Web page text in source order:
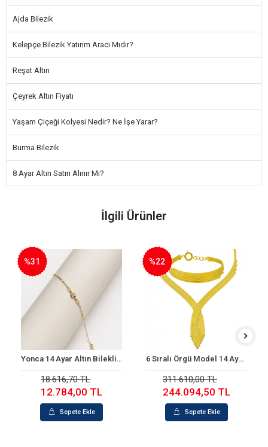
Ajda Bilezik
Kelepçe Bilezik Yatırım Aracı Mıdır?
Reşat Altın
Çeyrek Altın Fiyatı
Yaşam Çiçeği Kolyesi Nedir? Ne İşe Yarar?
Burma Bilezik
8 Ayar Altın Satın Alınır Mı?
İlgili Ürünler
Sepete Ekle
Yonca 14 Ayar Altın Bileklik (18 cm)
%31
18.616,70 TL
12.784,00 TL
Sepete Ekle
Sepete Ekle
6 Sıralı Örgü Model 14 Ayar Altın Set
%22
311.610,00 TL
244.094,50 TL
Sepete Ekle